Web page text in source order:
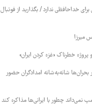
خداحافظی ندارد / بگذارید از فوتبال
میرزا
پروژه خطرناک «غزه کردن ایران»
بحران‌ها شانه‌به‌شانه امدادگران حضور
نمی‌داند چطور با ایرانی‌ها مذاکره کند